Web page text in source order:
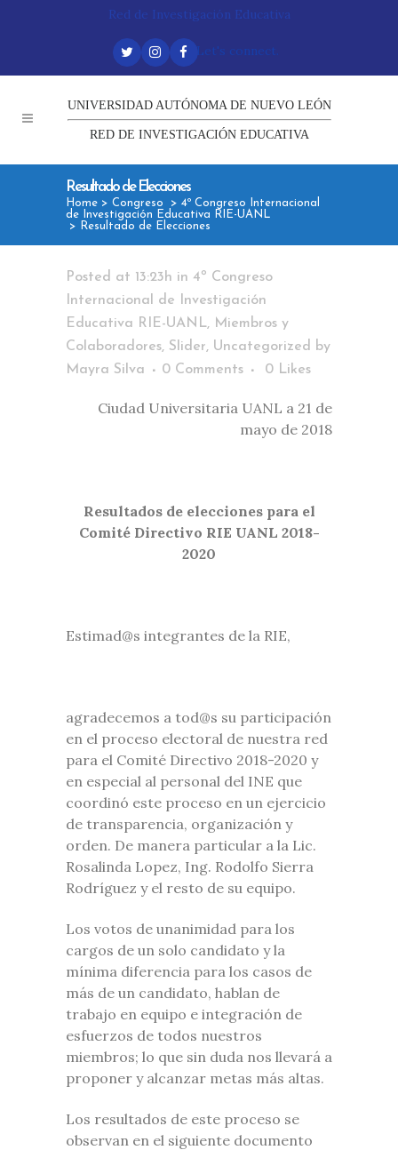
Red de Investigación Educativa
Let's connect.
UNIVERSIDAD AUTÓNOMA DE NUEVO LEÓN
RED DE INVESTIGACIÓN EDUCATIVA
Resultado de Elecciones
Home > Congreso > 4º Congreso Internacional
de Investigación Educativa RIE-UANL
>
Resultado de Elecciones
Posted at 13:23h in 4º Congreso
Internacional de Investigación
Educativa RIE-UANL, Miembros y
Colaboradores, Slider, Uncategorized
by
Mayra Silva
0 Comments 0 Likes
Ciudad Universitaria UANL a 21 de
mayo de 2018
Resultados de elecciones para el
Comité Directivo RIE UANL 2018-
2020
Estimad@s integrantes de la RIE,
agradecemos a tod@s su participación
en el proceso electoral de nuestra red
para el Comité Directivo 2018-2020 y
en especial al personal del INE que
coordinó este proceso en un ejercicio
de transparencia, organización y
orden. De manera particular a la Lic.
Rosalinda Lopez, Ing. Rodolfo Sierra
Rodríguez y el resto de su equipo.
Los votos de unanimidad para los
cargos de un solo candidato y la
mínima diferencia para los casos de
más de un candidato, hablan de
trabajo en equipo e integración de
esfuerzos de todos nuestros
miembros; lo que sin duda nos llevará a
proponer y alcanzar metas más altas.
Los resultados de este proceso se
observan en el siguiente documento